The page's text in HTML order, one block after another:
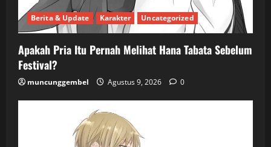
Berita & Update Karakter Uncategorized
Apakah Pria Itu Pernah Melihat Hana Tabata Sebelum
Festival?
muncunggembel Agustus 9, 2026 0